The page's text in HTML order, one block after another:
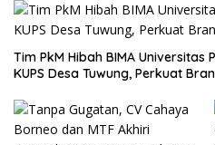
Tim PkM Hibah BIMA
KUPS Desa Tuwung, Perkuat